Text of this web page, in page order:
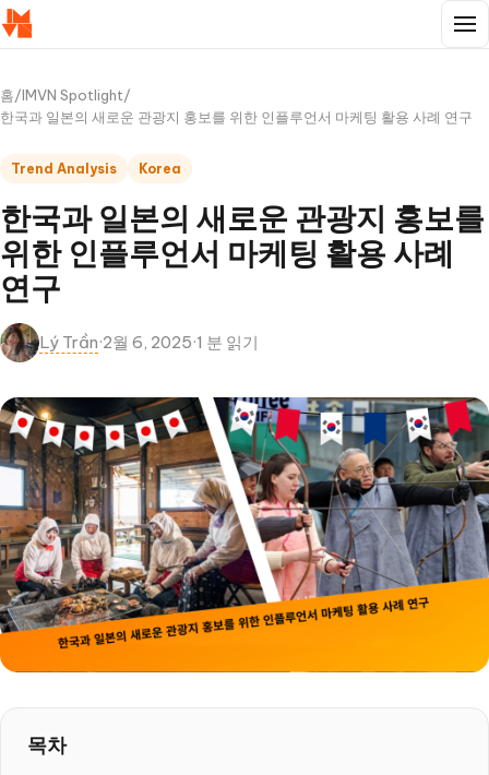
홈/IMVN Spotlight/
한국과 일본의 새로운 관광지 홍보를 위한 인플루언서 마케팅 활용 사례 연구
Trend Analysis Korea
한국과 일본의 새로운 관광지 홍보를
위한 인플루언서 마케팅 활용 사례
연구
Lý Trần·2월 6, 2025·1 분 읽기
목차